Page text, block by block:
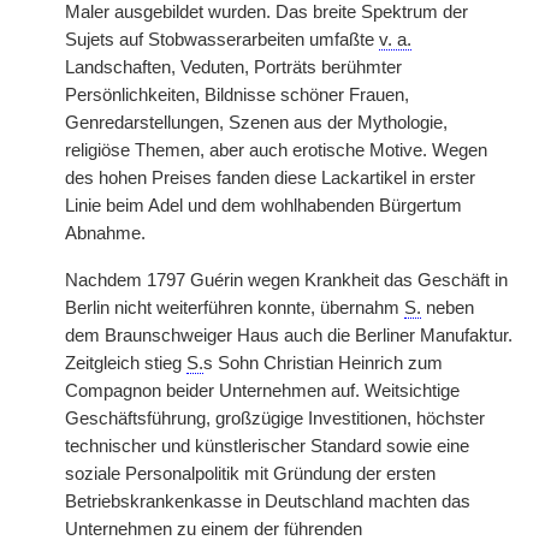
Maler ausgebildet wurden. Das breite Spektrum der
Sujets auf Stobwasserarbeiten umfaßte v. a.
Landschaften, Veduten, Porträts berühmter
Persönlichkeiten, Bildnisse schöner Frauen,
Genredarstellungen, Szenen aus der Mythologie,
religiöse Themen, aber auch erotische Motive. Wegen
des hohen Preises fanden diese Lackartikel in erster
Linie beim Adel und dem wohlhabenden Bürgertum
Abnahme.
Nachdem 1797 Guérin wegen Krankheit das Geschäft in
Berlin nicht weiterführen konnte, übernahm S. neben
dem Braunschweiger Haus auch die Berliner Manufaktur.
Zeitgleich stieg S.s Sohn Christian Heinrich zum
Compagnon beider Unternehmen auf. Weitsichtige
Geschäftsführung, großzügige Investitionen, höchster
technischer und künstlerischer Standard sowie eine
soziale Personalpolitik mit Gründung der ersten
Betriebskrankenkasse in Deutschland machten das
Unternehmen zu einem der führenden